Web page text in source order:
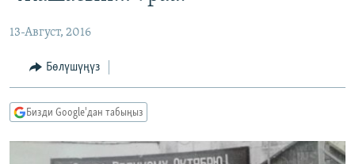
САЯСАТ
ЭКОНОМИКА
ДҮЙНӨ
БОРБОР АЗИЯ
УКРАИНА
АТАЙЫН ИЛИКТӨӨ
БҮГҮН АЗАТТЫКТА
ПОДКАСТ
13-Август, 2016
Бөлүшүңүз
Бизди Google'дан табыңыз